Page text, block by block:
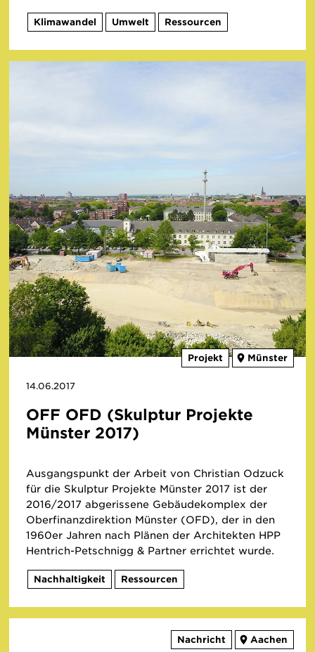
Klimawandel Umwelt Ressourcen
Projekt Münster
14.06.2017
OFF OFD (Skulptur Projekte
Münster 2017)
Ausgangspunkt der Arbeit von Christian Odzuck
für die Skulptur Projekte Münster 2017 ist der
2016/2017 abgerissene Gebäudekomplex der
Oberfinanzdirektion Münster (OFD), der in den
1960er Jahren nach Plänen der Architekten HPP
Hentrich-Petschnigg & Partner errichtet wurde.
Nachhaltigkeit Ressourcen
Nachricht Aachen